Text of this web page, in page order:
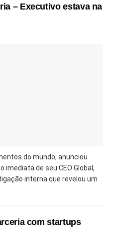
– Executivo estava na
do mundo, anunciou
de seu CEO Global,
interna que revelou um
com startups